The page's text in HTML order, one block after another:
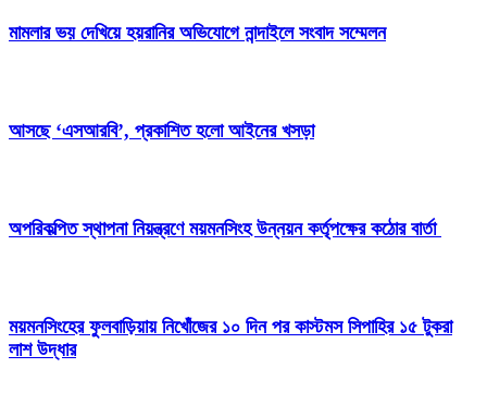
মামলার ভয় দেখিয়ে হয়রানির অভিযোগে নান্দাইলে সংবাদ সম্মেলন
আসছে ‘এসআরবি’, প্রকাশিত হলো আইনের খসড়া
অপরিকল্পিত স্থাপনা নিয়ন্ত্রণে ময়মনসিংহ উন্নয়ন কর্তৃপক্ষের কঠোর বার্তা
ময়মনসিংহের ফুলবাড়িয়ায় নিখোঁজের ১০ দিন পর কাস্টমস সিপাহির ১৫ টুকরা
লাশ উদ্ধার